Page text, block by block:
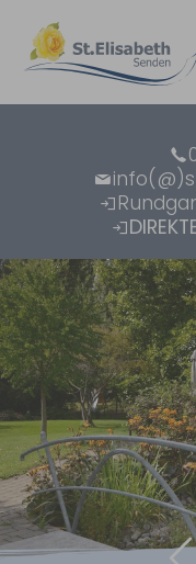
Zum Hauptinhalt